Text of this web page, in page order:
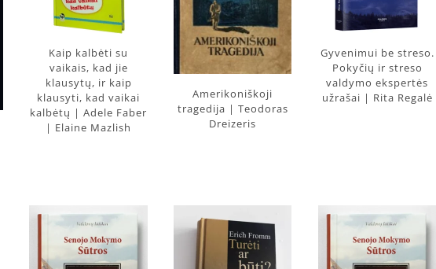
Kaip kalbėti su
vaikais, kad jie
klausytų, ir kaip
klausyti, kad vaikai
kalbėtų | Adele Faber
| Elaine Mazlish
Amerikoniškoji
tragedija | Teodoras
Dreizeris
Gyvenimui be streso.
Pokyčių ir streso
valdymo ekspertės
užrašai | Rita Regalė